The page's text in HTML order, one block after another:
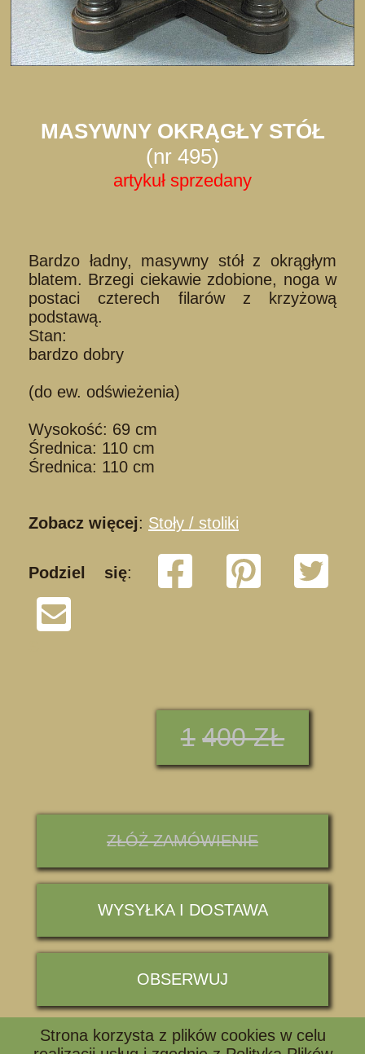
MASYWNY OKRĄGŁY STÓŁ
(nr 495)
artykuł sprzedany
Bardzo ładny, masywny stół z okrągłym
blatem. Brzegi ciekawie zdobione, noga w
postaci czterech filarów z krzyżową
podstawą.
Stan:
bardzo dobry
(do ew. odświeżenia)
Wysokość: 69 cm
Średnica: 110 cm
Średnica: 110 cm
Zobacz więcej: Stoły / stoliki
Podziel się:
1 400 ZŁ
ZŁÓŻ ZAMÓWIENIE
WYSYŁKA I DOSTAWA
OBSERWUJ
📞 ZADZWOŃ I ZAPYTAJ
Strona korzysta z plików cookies w celu